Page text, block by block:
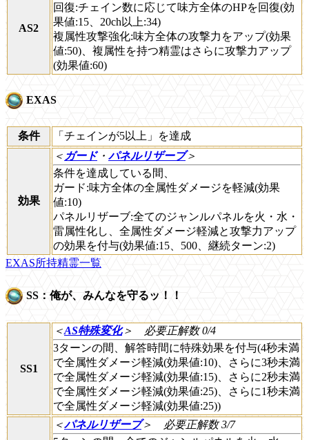
AS2
回復:チェイン数に応じて味方全体のHPを回復(効
果値:15、20ch以上:34)
複属性攻撃強化:味方全体の攻撃力をアップ(効果
値:50)、複属性を持つ精霊はさらに攻撃力アップ
(効果値:60)
EXAS
条件 「チェインが5以上」を達成
効果
＜ ガード・ パネルリザーブ＞
条件を達成している間、
ガード:味方全体の全属性ダメージを軽減(効果
値:10)
パネルリザーブ:全てのジャンルパネルを火・水・
雷属性化し、全属性ダメージ軽減と攻撃力アップ
の効果を付与(効果値:15、500、継続ターン:2)
EXAS所持精霊一覧
SS：俺が、みんなを守るッ！！
SS1
＜AS特殊変化＞
必要正解数 0/4
3ターンの間、解答時間に特殊効果を付与(4秒未満
で全属性ダメージ軽減(効果値:10)、さらに3秒未満
で全属性ダメージ軽減(効果値:15)、さらに2秒未満
で全属性ダメージ軽減(効果値:25)、さらに1秒未満
で全属性ダメージ軽減(効果値:25))
＜パネルリザーブ＞
必要正解数 3/7